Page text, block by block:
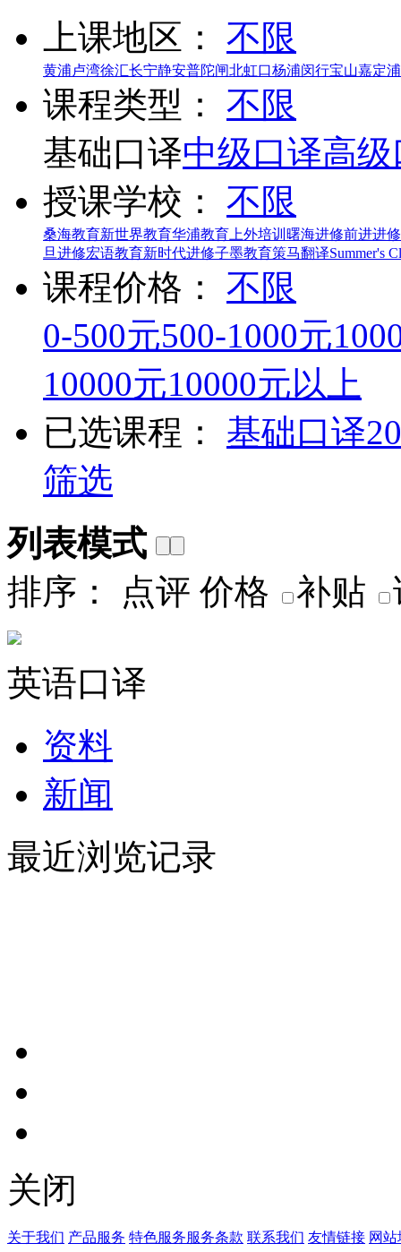
上课地区： 不限
黄浦卢湾徐汇长宁静安普陀闸北虹口杨浦闵行宝山嘉定
课程类型：
不限
基础口译中级口译高
授课学校：
不限
桑海教育新世界教育华浦教育 上外培训 曙海进修前进进修
旦进修宏语教育新时代进修子墨教育策马翻译Summer's
课程价格：
不限
0-500元500-1000元
10000元10000元以上
已选课程：
基础口译
筛选
列表模式
排序：
点评 价格 补贴
英语口译
资料
新闻
最近浏览记录
关闭
关于我们 产品服务 特色服务服务条款 联系我们 友情链接 网